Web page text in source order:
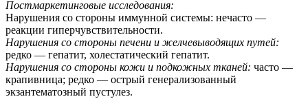
Постмаркетинговые исследования:
Нарушения со стороны иммунной системы: нечасто —
реакции гиперчувствительности.
Нарушения со стороны печени и желчевыводящих путей:
редко — гепатит, холестатический гепатит.
Нарушения со стороны кожи и подкожных тканей: часто —
крапивница; редко — острый генерализованный
экзантематозный пустулез.